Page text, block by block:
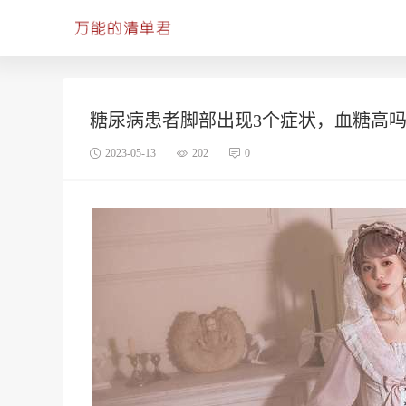
糖尿病患者脚部出现3个症状，血糖高
2023-05-13 202 0